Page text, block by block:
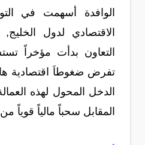
الوافدة أسهمت في
الاقتصادي لدول
التعاون بدأت مؤخراً
تفرض ضغوطاَ اقتصادية
الدخل المحول لهذه
المقابل سحباً مالياً قوياً